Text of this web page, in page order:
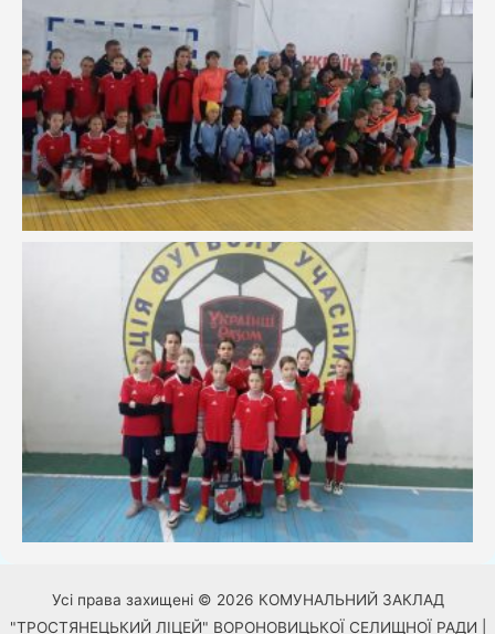
Усі права захищені © 2026 КОМУНАЛЬНИЙ ЗАКЛАД
"ТРОСТЯНЕЦЬКИЙ ЛІЦЕЙ" ВОРОНОВИЦЬКОЇ СЕЛИЩНОЇ РАДИ |